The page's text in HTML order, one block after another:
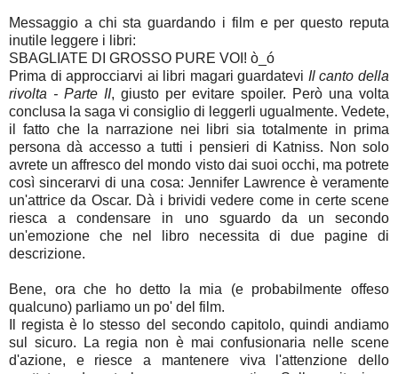
Messaggio a chi sta guardando i film e per questo reputa
inutile leggere i libri:
SBAGLIATE DI GROSSO PURE VOI! ò_ó
Prima di approcciarvi ai libri magari guardatevi Il canto della
rivolta - Parte II, giusto per evitare spoiler. Però una volta
conclusa la saga vi consiglio di leggerli ugualmente. Vedete,
il fatto che la narrazione nei libri sia totalmente in prima
persona dà accesso a tutti i pensieri di Katniss. Non solo
avrete un affresco del mondo visto dai suoi occhi, ma potrete
così sincerarvi di una cosa: Jennifer Lawrence è veramente
un'attrice da Oscar. Dà i brividi vedere come in certe scene
riesca a condensare in uno sguardo da un secondo
un'emozione che nel libro necessita di due pagine di
descrizione.
Bene, ora che ho detto la mia (e probabilmente offeso
qualcuno) parliamo un po' del film.
Il regista è lo stesso del secondo capitolo, quindi andiamo
sul sicuro. La regia non è mai confusionaria nelle scene
d'azione, e riesce a mantenere viva l'attenzione dello